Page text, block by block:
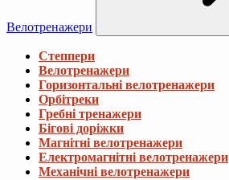
Велотренажери
Степпери
Велотренажери
Горизонтальні велотренажери
Орбітреки
Гребні тренажери
Бігові доріжки
Магнітні велотренажери
Електромагнітні велотренажери
Механічні велотренажери